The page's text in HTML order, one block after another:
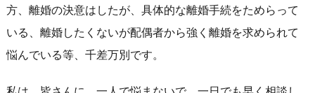
方、離婚の決意はしたが、具体的な離婚手続をためらって
いる、離婚したくないが配偶者から強く離婚を求められて
悩んでいる等、千差万別です。